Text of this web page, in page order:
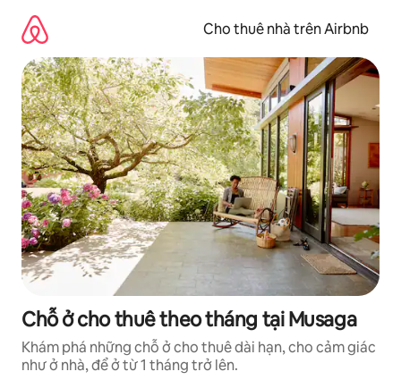
dung
Cho thuê nhà trên Airbnb
Chỗ ở cho thuê theo tháng tại Musaga
Khám phá những chỗ ở cho thuê dài hạn, cho cảm giác
như ở nhà, để ở từ 1 tháng trở lên.